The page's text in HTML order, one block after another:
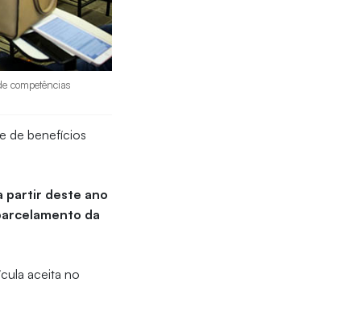
competências
de benefícios
partir deste ano
da
aceita no